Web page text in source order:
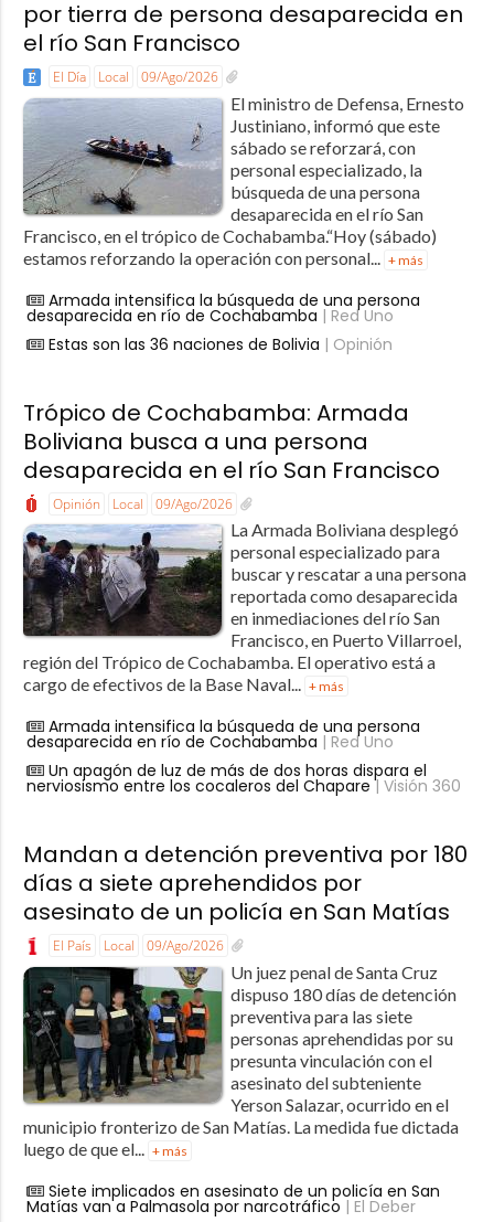
por tierra de persona desaparecida en
el río San Francisco
El Día Local 09/Ago/2026
El ministro de Defensa, Ernesto
Justiniano, informó que este
sábado se reforzará, con
personal especializado, la
búsqueda de una persona
desaparecida en el río San
Francisco, en el trópico de Cochabamba.“Hoy (sábado)
estamos reforzando la operación con personal...
+ más
Armada intensifica la búsqueda de una persona
desaparecida en río de Cochabamba | Red Uno
Estas son las 36 naciones de Bolivia | Opinión
Trópico de Cochabamba: Armada
Boliviana busca a una persona
desaparecida en el río San Francisco
Opinión Local 09/Ago/2026
La Armada Boliviana desplegó
personal especializado para
buscar y rescatar a una persona
reportada como desaparecida
en inmediaciones del río San
Francisco, en Puerto Villarroel,
región del Trópico de Cochabamba. El operativo está a
cargo de efectivos de la Base Naval... + más
Armada intensifica la búsqueda de una persona
desaparecida en río de Cochabamba | Red Uno
Un apagón de luz de más de dos horas dispara el
nerviosismo entre los cocaleros del Chapare | Visión 360
Mandan a detención preventiva por 180
días a siete aprehendidos por
asesinato de un policía en San Matías
El País Local 09/Ago/2026
Un juez penal de Santa Cruz
dispuso 180 días de detención
preventiva para las siete
personas aprehendidas por su
presunta vinculación con el
asesinato del subteniente
Yerson Salazar, ocurrido en el
municipio fronterizo de San Matías. La medida fue dictada
luego de que el... + más
Siete implicados en asesinato de un policía en San
Matías van a Palmasola por narcotráfico | El Deber